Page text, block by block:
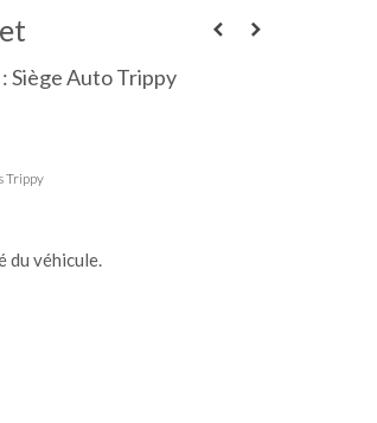
Siège Auto Trippy
Trippy
du véhicule.